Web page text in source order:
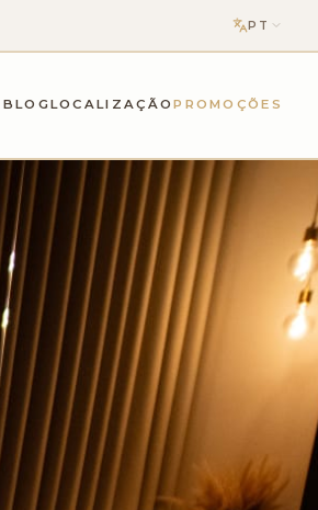
PT
BLOGLOCALIZAÇÃOPROMOÇÕES